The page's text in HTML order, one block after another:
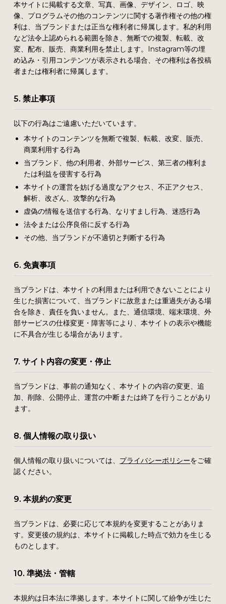
本サイトに掲載する文章、写真、画像、デザイン、ロゴ、映
像、プログラムその他のコンテンツに関する著作権その他の権
利は、当ブランドまたは正当な権利者に帰属します。私的利用
など法令上認められる範囲を除き、無断での複製、転載、改
変、配布、販売、商業利用を禁止します。Instagram等の埋
め込み・引用コンテンツが表示される場合、その権利は各投稿
者または権利者に帰属します。
5. 禁止事項
以下の行為はご遠慮いただいています。
本サイトのコンテンツを無断で複製、転載、改変、販売、
商業利用する行為
当ブランド、他の利用者、外部サービス、第三者の権利ま
たは利益を侵害する行為
本サイトの運営を妨げる過度なアクセス、不正アクセス、
解析、改ざん、攻撃的な行為
虚偽の情報を送信する行為、なりすまし行為、迷惑行為
法令または公序良俗に反する行為
その他、当ブランドが不適切と判断する行為
6. 免責事項
当ブランドは、本サイトの利用または利用できないことにより
生じた損害について、当ブランドに故意または重過失がある場
合を除き、責任を負いません。また、通信環境、端末環境、外
部サービスの仕様変更・障害等により、本サイトの表示や機能
に不具合が生じる場合があります。
7. サイト内容の変更・停止
当ブランドは、事前の通知なく、本サイトの内容の変更、追
加、削除、公開停止、運営の中断または終了を行うことがあり
ます。
8. 個人情報の取り扱い
個人情報の取り扱いについては、 プライバシーポリシーをご確
認ください。
9. 本規約の変更
当ブランドは、必要に応じて本規約を変更することがありま
す。変更後の規約は、本サイトに掲載した時点で効力を生じる
ものとします。
10. 準拠法・管轄
本規約は日本法に準拠します。本サイトに関して紛争が生じた